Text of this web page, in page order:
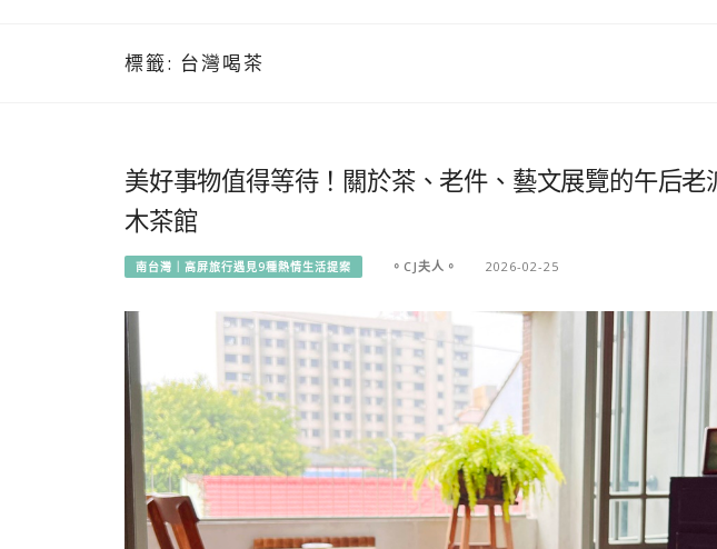
標籤: 台灣喝茶
美好事物值得等待！關於茶、老件、藝文展覽的午后老
木茶館
南台灣｜高屏旅行遇見9種熱情生活提案 。CJ夫人。 2026-02-25